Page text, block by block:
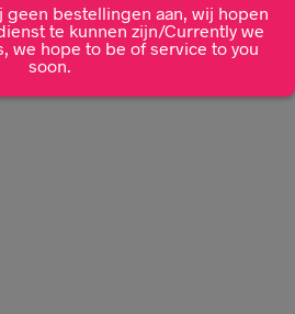
Vodka 70cl
€39,99
geen bestellingen aan, wij hopen
te kunnen zijn/Currently we
we hope to be of service to you
soon.